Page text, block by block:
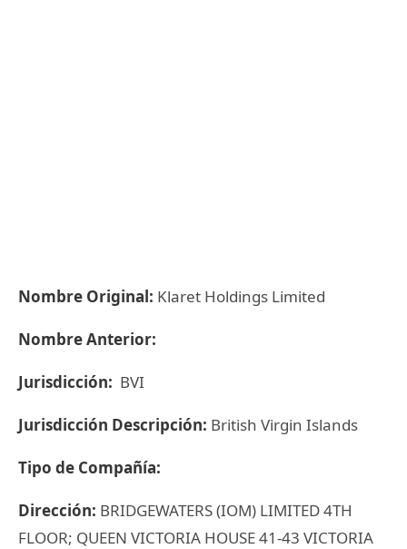
Nombre Original: Klaret Holdings Limited
Nombre Anterior:
Jurisdicción: BVI
Jurisdicción Descripción: British Virgin Islands
Tipo de Compañía:
Dirección: BRIDGEWATERS (IOM) LIMITED 4TH
FLOOR; QUEEN VICTORIA HOUSE 41-43 VICTORIA